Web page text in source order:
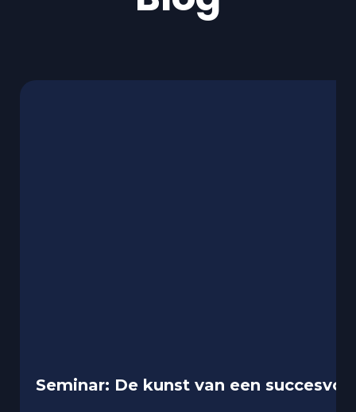
Seminar: De kunst van een